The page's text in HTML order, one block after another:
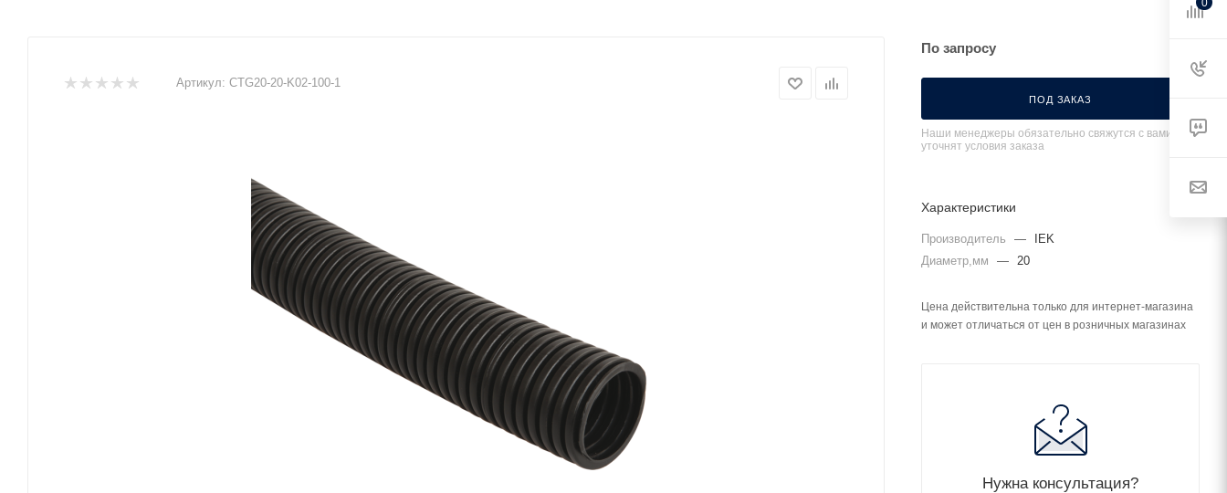
Артикул: CTG20-20-K02-100-1
По запросу
ПОД ЗАКАЗ
Наши менеджеры обязательно свяжутся с вами и
уточнят условия заказа
Характеристики
Производитель —
IEK
Диаметр,мм
— 20
Цена действительна только для интернет-магазина
и может отличаться от цен в розничных магазинах
Нужна консультация?
0